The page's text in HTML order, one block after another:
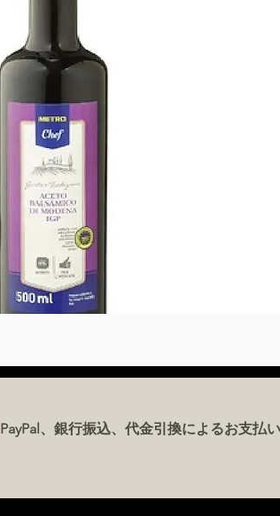
PayPal、銀行振込、代金引換によるお支払